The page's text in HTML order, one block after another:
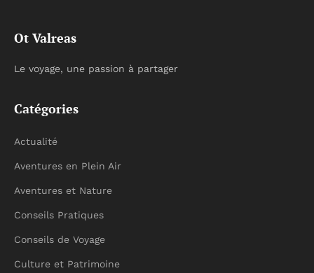
Ot Valreas
Le voyage, une passion à partager
Catégories
Actualité
Aventures en Plein Air
Aventures et Nature
Conseils Pratiques
Conseils de Voyage
Culture et Patrimoine